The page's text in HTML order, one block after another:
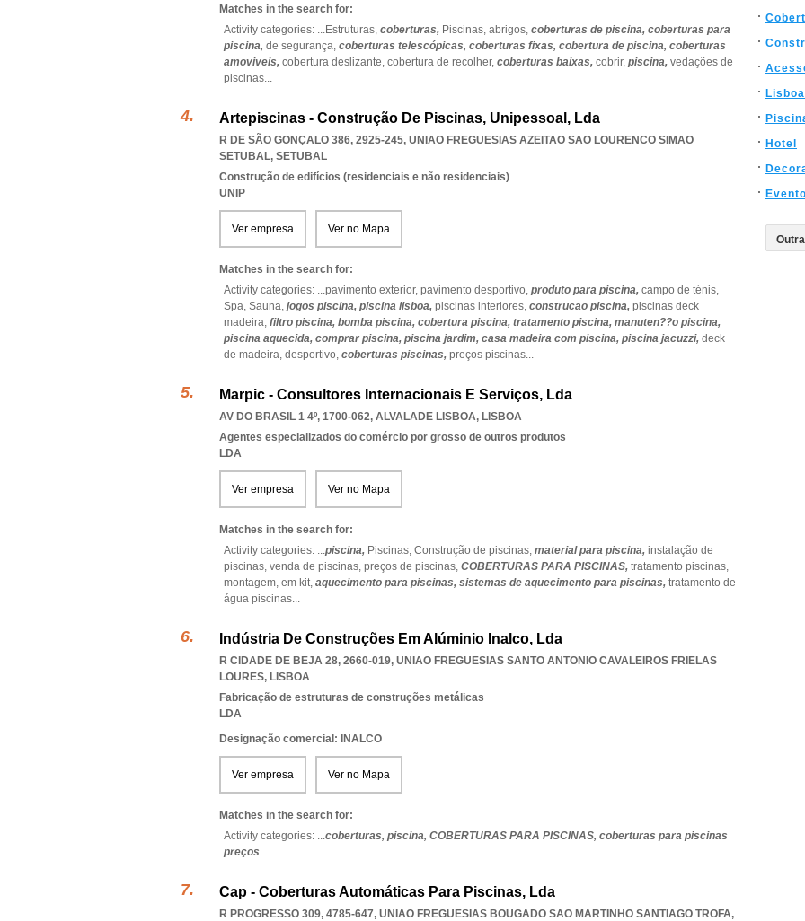
Matches in the search for:
Activity categories: ...Estruturas, coberturas, Piscinas, abrigos, coberturas de piscina, coberturas para
piscina, de segurança, coberturas telescópicas, coberturas fixas, cobertura de piscina, coberturas
amoviveis, cobertura deslizante, cobertura de recolher, coberturas baixas, cobrir, piscina, vedações de
piscinas...
Artepiscinas - Construção De Piscinas, Unipessoal, Lda
R DE SÃO GONÇALO 386, 2925-245, UNIAO FREGUESIAS AZEITAO SAO LOURENCO SIMAO
SETUBAL, SETUBAL
Construção de edifícios (residenciais e não residenciais)
UNIP
Ver empresa Ver no Mapa
Matches in the search for:
Activity categories: ...pavimento exterior, pavimento desportivo, produto para piscina, campo de ténis,
Spa, Sauna, jogos piscina, piscina lisboa, piscinas interiores, construcao piscina, piscinas deck
madeira, filtro piscina, bomba piscina, cobertura piscina, tratamento piscina, manuten??o piscina,
piscina aquecida, comprar piscina, piscina jardim, casa madeira com piscina, piscina jacuzzi, deck
de madeira, desportivo, coberturas piscinas, preços piscinas...
Marpic - Consultores Internacionais E Serviços, Lda
AV DO BRASIL 1 4º, 1700-062, ALVALADE LISBOA, LISBOA
Agentes especializados do comércio por grosso de outros produtos
LDA
Ver empresa Ver no Mapa
Matches in the search for:
Activity categories: ...piscina, Piscinas, Construção de piscinas, material para piscina, instalação de
piscinas, venda de piscinas, preços de piscinas, COBERTURAS PARA PISCINAS, tratamento piscinas,
montagem, em kit, aquecimento para piscinas, sistemas de aquecimento para piscinas, tratamento de
água piscinas...
Indústria De Construções Em Alúminio Inalco, Lda
R CIDADE DE BEJA 28, 2660-019, UNIAO FREGUESIAS SANTO ANTONIO CAVALEIROS FRIELAS
LOURES, LISBOA
Fabricação de estruturas de construções metálicas
LDA
Designação comercial: INALCO
Ver empresa Ver no Mapa
Matches in the search for:
Activity categories: ...coberturas, piscina, COBERTURAS PARA PISCINAS, coberturas para piscinas
preços...
Cap - Coberturas Automáticas Para Piscinas, Lda
R PROGRESSO 309, 4785-647, UNIAO FREGUESIAS BOUGADO SAO MARTINHO SANTIAGO TROFA,
Lisboa
Hotel